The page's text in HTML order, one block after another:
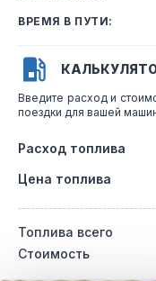
ВРЕМЯ В ПУТИ:
Введите расход и
поездки для вашей
Расход топлива
Цена топлива
Топлива всего
Стоимость